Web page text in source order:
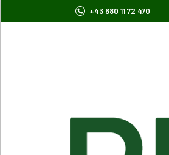
+43 680 11 72 470